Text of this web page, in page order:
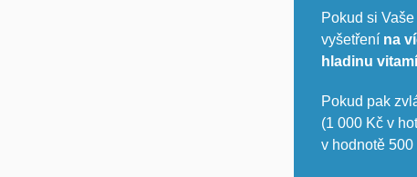
Pokud si
vyšetření na
hladinu
Pokud pak
(1 000 Kč v
v hodnotě 500